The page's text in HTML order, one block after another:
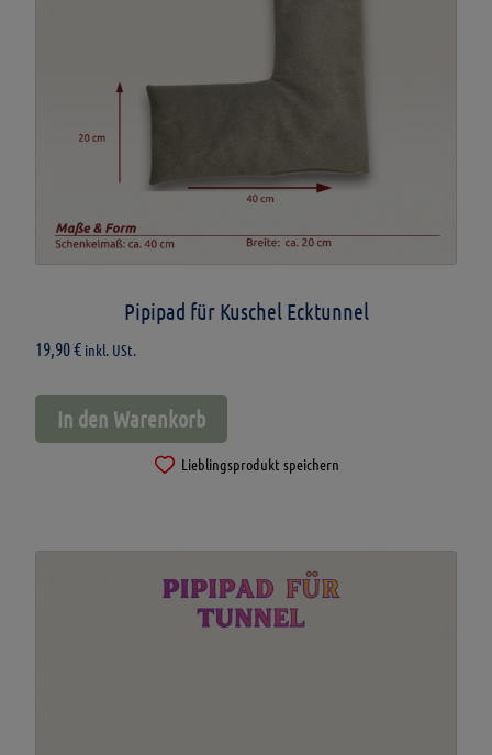
Pipipad für Kuschel Ecktunnel
19,90€ inkl. USt.
In den Warenkorb
Lieblingsprodukt speichern